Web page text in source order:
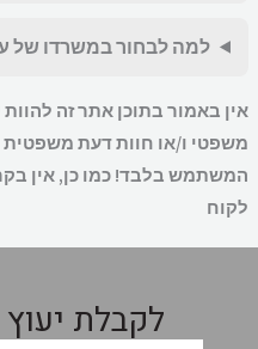
למה לבחור במשרדו של
באמור בתוכן אתר זה להוות
ו/או חוות דעת משפטית .
בלבד! כמו כן, אין
לקבלת